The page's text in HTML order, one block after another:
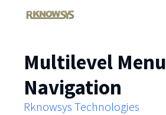
Multilevel Menu
Navigation
Rknowsys Technologies